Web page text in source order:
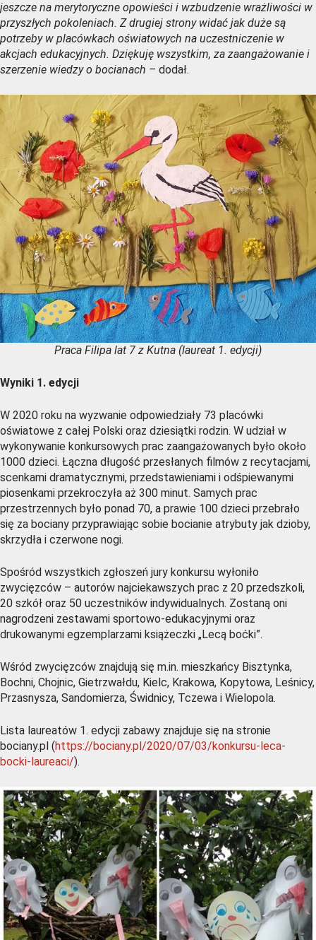
jeszcze na merytoryczne opowieści i wzbudzenie wrażliwości w
przyszłych pokoleniach. Z drugiej strony widać jak duże są
potrzeby w placówkach oświatowych na uczestniczenie w
akcjach edukacyjnych. Dziękuję wszystkim, za zaangażowanie i
szerzenie wiedzy o bocianach – dodał.
Praca Filipa lat 7 z Kutna (laureat 1. edycji)
Wyniki 1. edycji
W 2020 roku na wyzwanie odpowiedziały 73 placówki
oświatowe z całej Polski oraz dziesiątki rodzin. W udział w
wykonywanie konkursowych prac zaangażowanych było około
1000 dzieci. Łączna długość przesłanych filmów z recytacjami,
scenkami dramatycznymi, przedstawieniami i odśpiewanymi
piosenkami przekroczyła aż 300 minut. Samych prac
przestrzennych było ponad 70, a prawie 100 dzieci przebrało
się za bociany przyprawiając sobie bocianie atrybuty jak dzioby,
skrzydła i czerwone nogi.
Spośród wszystkich zgłoszeń jury konkursu wyłoniło
zwycięzców – autorów najciekawszych prac z 20 przedszkoli,
20 szkół oraz 50 uczestników indywidualnych. Zostaną oni
nagrodzeni zestawami sportowo-edukacyjnymi oraz
drukowanymi egzemplarzami książeczki „Lecą boćki”.
Wśród zwycięzców znajdują się m.in. mieszkańcy Bisztynka,
Bochni, Chojnic, Gietrzwałdu, Kielc, Krakowa, Kopytowa, Leśnicy,
Przasnysza, Sandomierza, Świdnicy, Tczewa i Wielopola.
Lista laureatów 1. edycji zabawy znajduje się na stronie
bociany.pl (https://bociany.pl/2020/07/03/konkursu-leca-
bocki-laureaci/).